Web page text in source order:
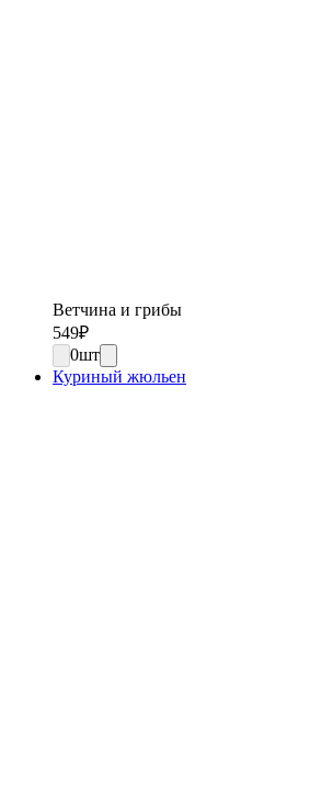
Ветчина и грибы
549₽
0шт
Куриный жюльен